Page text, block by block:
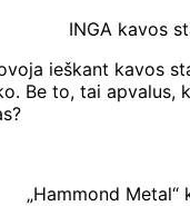
INGA kavos
ieškant kavos
Be to, tai
„Hammond